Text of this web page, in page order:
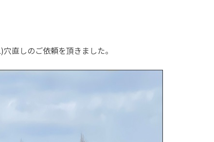
直しのご依頼を頂きました。